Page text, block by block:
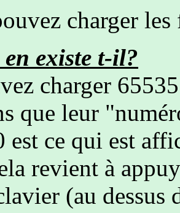
charger
existe t-il?
charger
que leur
est ce qui est
revient à
(au dessus